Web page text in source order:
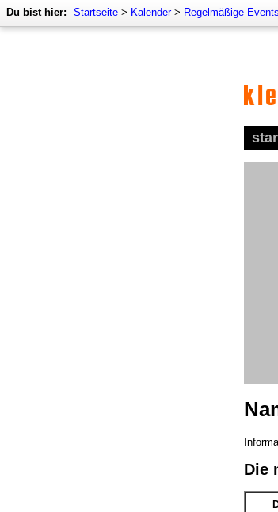
Du bist hier: Startseite > Kalender> Regelmäßige Events
Die